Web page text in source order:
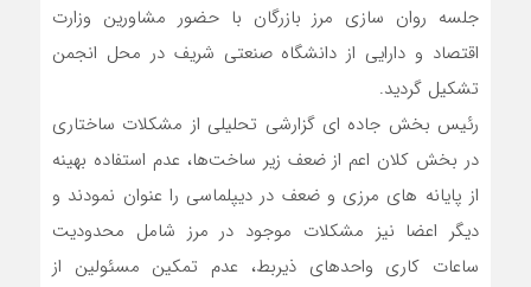
جلسه روان سازی مرز بازرگان با حضور مشاورین وزارت
اقتصاد و دارایی از دانشگاه صنعتی شریف در محل انجمن
تشکیل گردید.
رئیس بخش‌ جاده ای گزارشی تحلیلی از مشکلات ساختاری
در بخش کلان اعم از ضعف زیر ساخت‌ها، عدم استفاده بهینه
از پایانه های مرزی و ضعف در دیپلماسی را عنوان نمودند و
دیگر اعضا نیز مشکلات موجود در مرز شامل محدودیت
ساعات کاری واحدهای ذیربط، عدم تمکین مسئولین از